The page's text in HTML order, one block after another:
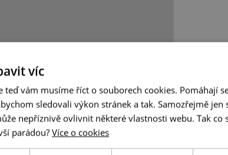
Leaflet| © Seznam.cz a.s. a další
víc
teď vám musíme říct o souborech cookies. Pomáhají
sledovali výkon stránek a tak. Samozřejmě jen
nepříznivě ovlivnit některé vlastnosti webu. Tak co
parádou?Více o cookies